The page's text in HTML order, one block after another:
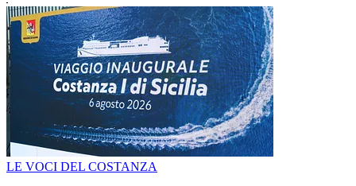
LE VOCI DEL COSTANZA